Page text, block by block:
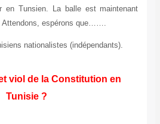
en Tunsien. La balle est maintenant
Attendons, espérons que…….
nationalistes (indépendants).
viol de la Constitution en
Tunisie ?